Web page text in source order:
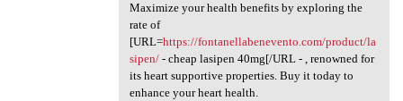
Maximize your health benefits by exploring the
rate of
[URL=https://fontanellabenevento.com/product/la
sipen/- cheap lasipen 40mg[/URL - , renowned for
its heart supportive properties. Buy it today to
enhance your heart health.